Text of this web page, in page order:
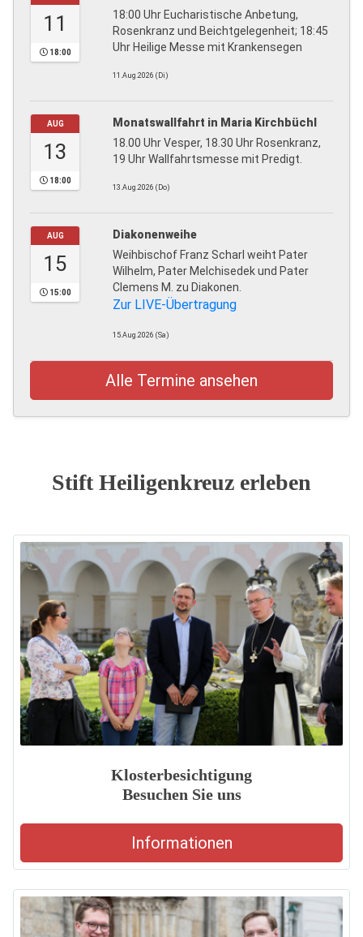
11
18:00
18:00 Uhr Eucharistische Anbetung,
Rosenkranz und Beichtgelegenheit; 18:45
Uhr Heilige Messe mit Krankensegen
11.Aug.2026 (Di)
AUG
13
18:00
Monatswallfahrt in Maria Kirchbüchl
18.00 Uhr Vesper, 18.30 Uhr Rosenkranz,
19 Uhr Wallfahrtsmesse mit Predigt.
13.Aug.2026 (Do)
AUG
15
15:00
Diakonenweihe
Weihbischof Franz Scharl weiht Pater
Wilhelm, Pater Melchisedek und Pater
Clemens M. zu Diakonen.
Zur LIVE-Übertragung
15.Aug.2026 (Sa)
Alle Termine ansehen
Stift Heiligenkreuz erleben
Klosterbesichtigung
Besuchen Sie uns
Informationen